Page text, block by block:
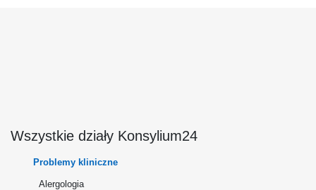
Wszystkie działy Konsylium24
Problemy kliniczne
Alergologia